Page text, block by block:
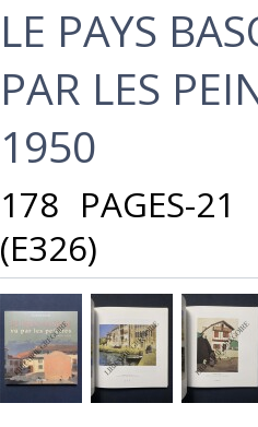
‎LE PAYS
PAR LES
1950‎
‎178 PAGES-
(E326)‎